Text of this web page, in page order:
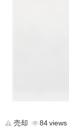
売却 84